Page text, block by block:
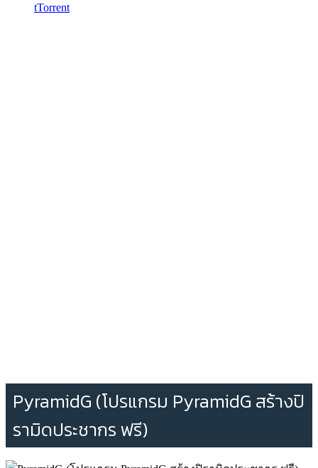
tTorrent
PyramidG (โปรแกรม PyramidG สร้างปิ
รามิดประชากร ฟรี)